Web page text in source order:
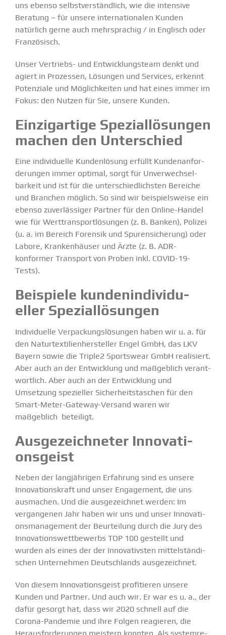
uns ebenso selbst­ver­ständlich, wie die intensive
Beratung – für unsere inter­na­tio­nalen Kunden
natürlich gerne auch mehrsprachig / in Englisch oder
Franzö­sisch.
Unser Vertriebs- und Entwick­lungsteam denkt und
agiert in Prozessen, Lösungen und Services, erkennt
Poten­ziale und Möglich­keiten und hat eines immer im
Fokus: den Nutzen für Sie, unsere Kunden.
Einzig­artige Spezi­al­lö­sungen
machen den Unter­schied
Eine indivi­duelle Kunden­lösung erfüllt Kunden­an­for­
de­rungen immer optimal, sorgt für Unver­wech­sel­
barkeit und ist für die unter­schied­lichsten Bereiche
und Branchen möglich. So sind wir beispiels­weise ein
ebenso zuver­läs­siger Partner für den Online-Handel
wie für Werttrans­port­lö­sungen (z. B. Banken), Polizei
(u. a. im Bereich Forensik und Spuren­si­cherung) oder
Labore, Kranken­häuser und Ärzte (z. B. ADR-
konformer Transport von Proben inkl. COVID-19-
Tests).
Beispiele kunden­in­di­vi­du­
eller Spezi­al­lö­sungen
Indivi­duelle Verpa­ckungs­lö­sungen haben wir u. a. für
den Natur­tex­ti­li­en­her­steller Engel GmbH, das LKV
Bayern sowie die Triple2 Sportswear GmbH reali­siert.
Aber auch an der Entwicklung und maßgeblich verant­
wortlich. Aber auch an der Entwicklung und
Umsetzung spezi­eller Sicher­heits­ta­schen für den
Smart-Meter-Gateway-Versand waren wir
maßgeblich beteiligt.
Ausge­zeich­neter Innova­ti­
ons­geist
Neben der langjäh­rigen Erfahrung sind es unsere
Innova­ti­ons­kraft und unser Engagement, die uns
ausmachen. Und die ausge­zeichnet werden: Im
vergan­genen Jahr haben wir uns und unser Innova­ti­
ons­ma­nagement der Beurteilung durch die Jury des
Innova­ti­ons­wett­be­werbs TOP 100gestellt und
wurden als eines der der innova­tivsten mittel­stän­di­
schen Unter­nehmen Deutsch­lands ausge­zeichnet.
Von diesem Innova­ti­ons­geist profi­tieren unsere
Kunden und Partner. Und auch wir. Er war es u. a., der
dafür gesorgt hat, dass wir 2020 schnell auf die
Corona-Pandemie und ihre Folgen reagieren, die
Heraus­for­de­rungen meistern konnten. Als system­re­